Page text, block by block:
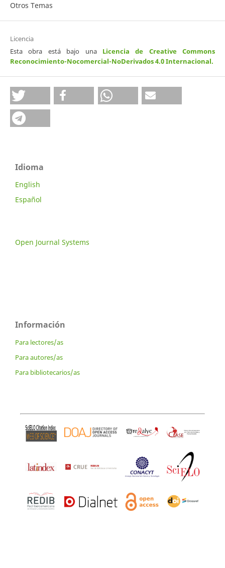
Otros Temas
Licencia
Esta obra está bajo una Licencia de Creative Commons
Reconocimiento-Nocomercial-NoDerivados 4.0 Internacional.
Idioma
English
Español
Open Journal Systems
Información
Para lectores/as
Para autores/as
Para bibliotecarios/as